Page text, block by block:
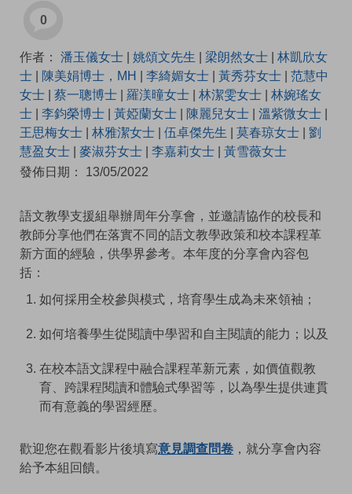
0
作者： 潘玉儀女士 姚頌文先生 梁朗然女士
林凱欣女
士
陳美娟博士，MH 李綺媚女士 黃秀芬女士
范慧中
女士
蔡一聰博士 羅渼曈女士 林潔雯女士
林婉瑤女
士
李鈞榮博士 黃婭蘭女士 陳麗兒女士 溫紫微女士
王思梅女士
林雅潔女士 伍卓傑先生 莫春琼女士
劉
慧盈女士
麥淑芬女士 李嘉莉女士
黃雪薇女士
發佈日期： 13/05/2022
語文教學支援組舉辦周年分享會，並邀請協作的校長和
教師分享他們在落實不同的語文教學政策和校本課程革
新方面的經驗，供學界參考。本年度的分享會內容包
括：
如何採用全校參與模式，培育學生成為未來領袖；
如何培養學生從閱讀中學習和自主閱讀的能力；以及
在校本語文課程中融合課程革新元素，如價值觀教
育、跨課程閱讀和體驗式學習等，以為學生提供連貫
而有意義的學習經歷。
歡迎您在觀看影片後填寫意見調查問卷 ，就分享會內容
給予本組回饋。